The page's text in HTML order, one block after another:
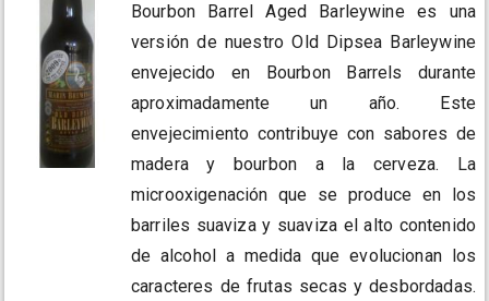
Bourbon Barrel Aged Barleywine es una
versión de nuestro Old Dipsea Barleywine
envejecido en Bourbon Barrels durante
aproximadamente un año. Este
envejecimiento contribuye con sabores de
madera y bourbon a la cerveza. La
microoxigenación que se produce en los
barriles suaviza y suaviza el alto contenido
de alcohol a medida que evolucionan los
caracteres de frutas secas y desbordadas.